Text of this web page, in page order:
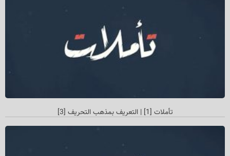
تأملات [1] | التعريف بمذهب التحريف [3]